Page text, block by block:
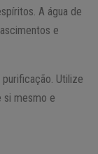
A água de
e
Utilize
si mesmo e